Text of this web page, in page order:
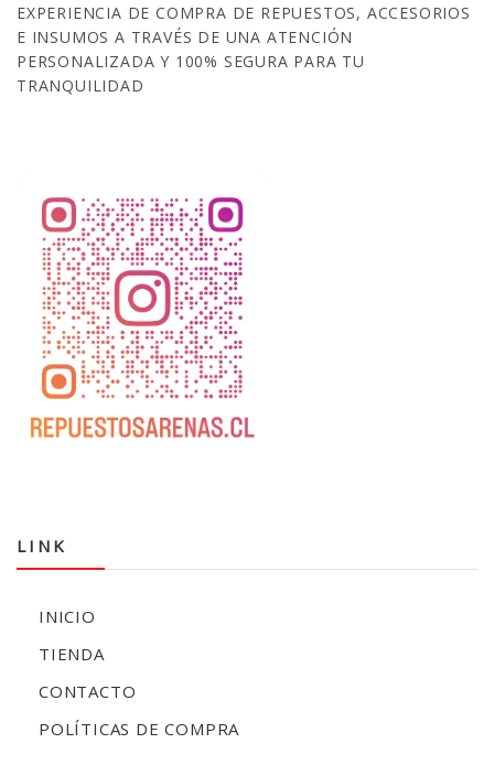
EXPERIENCIA DE COMPRA DE REPUESTOS, ACCESORIOS
E INSUMOS A TRAVÉS DE UNA ATENCIÓN
PERSONALIZADA Y 100% SEGURA PARA TU
TRANQUILIDAD
LINK
INICIO
TIENDA
CONTACTO
POLÍTICAS DE COMPRA